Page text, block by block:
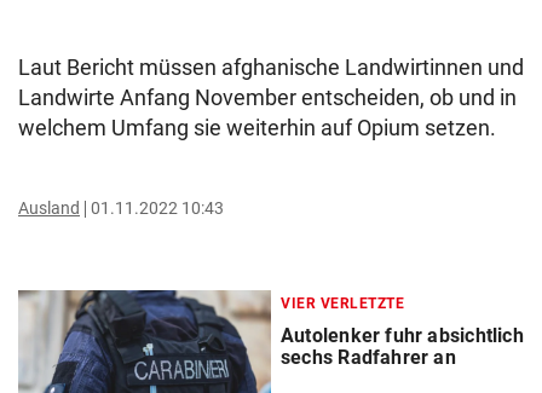
Laut Bericht müssen afghanische Landwirtinnen und
Landwirte Anfang November entscheiden, ob und in
welchem Umfang sie weiterhin auf Opium setzen.
Ausland 01.11.2022 10:43
VIER VERLETZTE
Autolenker fuhr absichtlich
sechs Radfahrer an